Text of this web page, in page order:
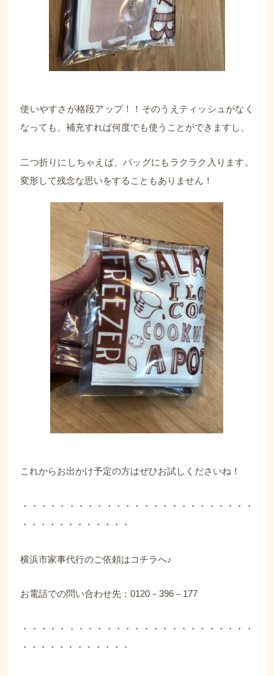
使いやすさが格段アップ！！そのうえティッシュがなく
なっても、補充すれば何度でも使うことができますし、
二つ折りにしちゃえば、バッグにもラクラク入ります。
変形して残念な思いをすることもありません！
これからお出かけ予定の方はぜひお試しくださいね！
・・・・・・・・・・・・・・・・・・・・・・・・・
・・・・・・・・・・・・
横浜市家事代行のご依頼はコチラへ♪
お電話での問い合わせ先：0120－396－177
・・・・・・・・・・・・・・・・・・・・・・・・・
・・・・・・・・・・・・